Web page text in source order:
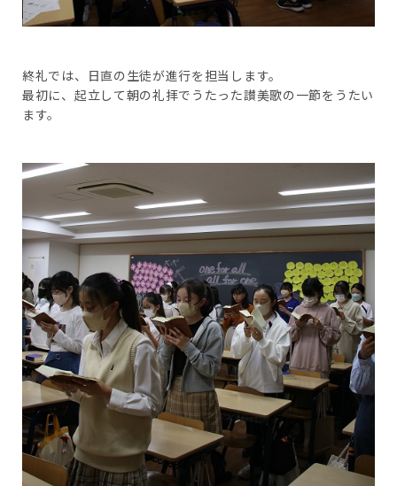
終礼では、日直の生徒が進行を担当します。
最初に、起立して朝の礼拝でうたった讃美歌の一節をうたい
ます。